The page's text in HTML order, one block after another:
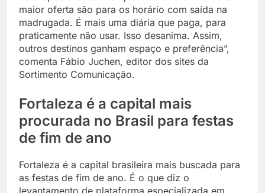
maior oferta são para os horário com saída na
madrugada. É mais uma diária que paga, para
praticamente não usar. Isso desanima. Assim,
outros destinos ganham espaço e preferência”,
comenta Fábio Juchen, editor dos sites da
Sortimento Comunicação.
Fortaleza é a capital mais
procurada no Brasil para festas
de fim de ano
Fortaleza é a capital brasileira mais buscada para
as festas de fim de ano. É o que diz o
levantamento de plataforma especializada em